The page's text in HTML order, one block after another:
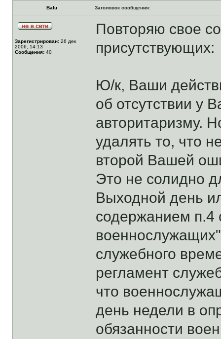
Balu Заголовок сообщения:
Зарегистрирован: 26 дек
2006, 14:13
Сообщения: 40
Повторяю свое
присутствующих:
Ю/к, Ваши
об отсутствии у
авторитаризму.
удалять то, что
второй Вашей
Это не солидно
Выходной день
содержанием п.4
служебного
регламент
что
день недели в
обязанности